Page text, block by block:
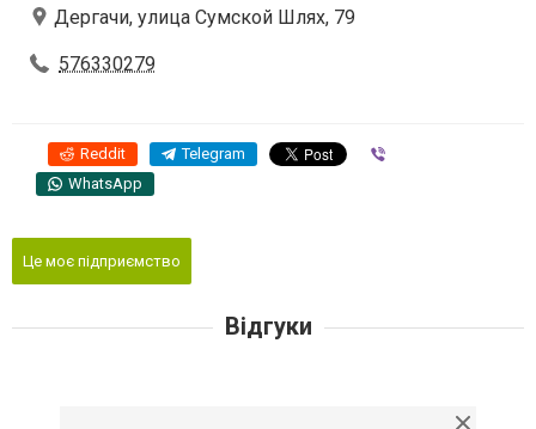
Дергачи, улица Сумской Шлях, 79
576330279
Reddit Telegram
WhatsApp
Це моє підприємство
Відгуки